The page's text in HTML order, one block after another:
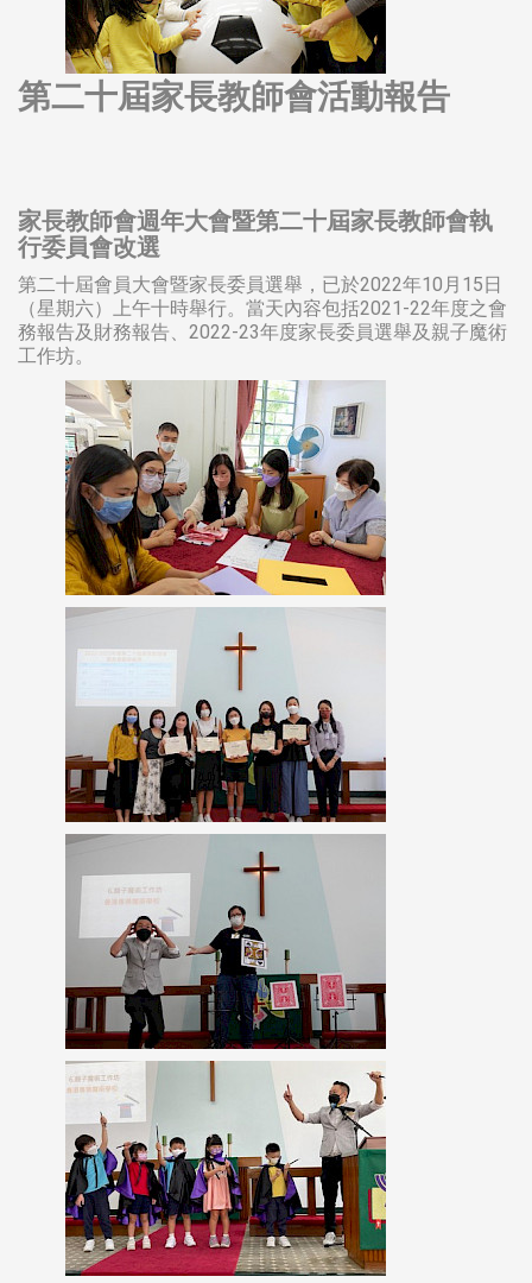
第二十屆家長教師會活動報告
家長教師會週年大會暨第二十屆家長教師會執
行委員會改選
第二十屆會員大會暨家長委員選舉，已於2022年10月15日
（星期六）上午十時舉行。當天內容包括2021-22年度之會
務報告及財務報告、2022-23年度家長委員選舉及親子魔術
工作坊。